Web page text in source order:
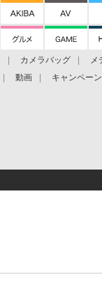
カメラバッグ メ
動画 キャンペーン